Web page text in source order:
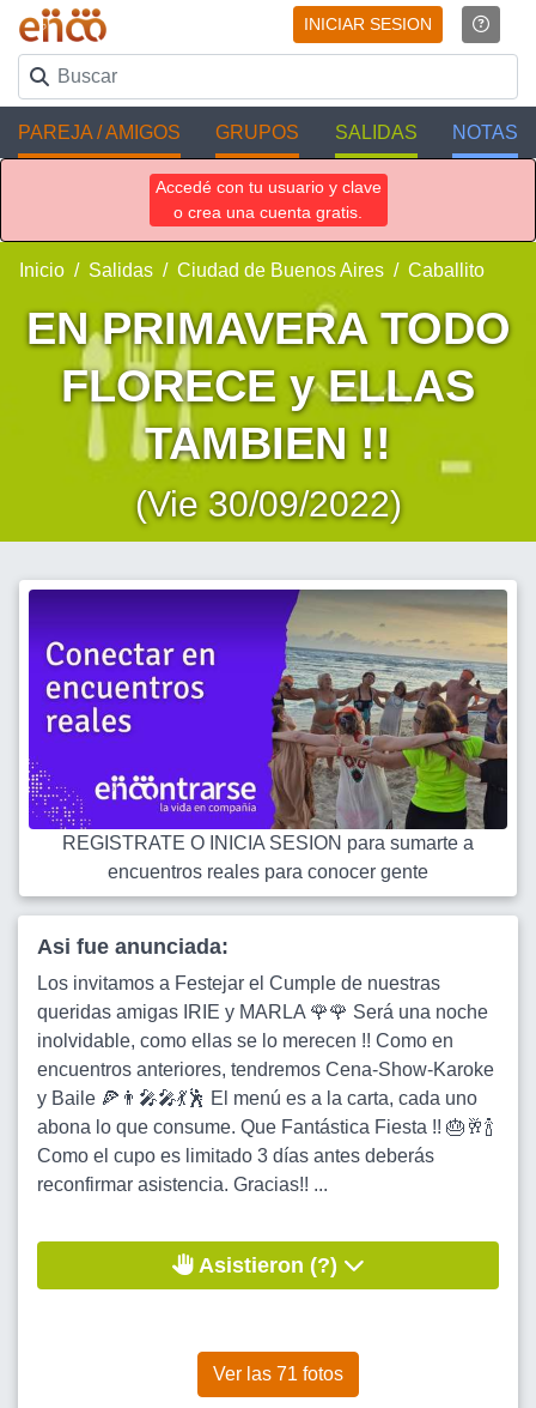
INICIAR SESION
PAREJA / AMIGOS GRUPOS SALIDAS NOTAS
Accedé con tu usuario y clave
o crea una cuenta gratis.
Inicio Salidas Ciudad de Buenos Aires Caballito
EN PRIMAVERA TODO
FLORECE y ELLAS
TAMBIEN !!
(Vie 30/09/2022)
REGISTRATE O INICIA SESION para sumarte a
encuentros reales para conocer gente
Asi fue anunciada:
Los invitamos a Festejar el Cumple de nuestras
queridas amigas IRIE y MARLA 🌹🌹 Será una noche
inolvidable, como ellas se lo merecen !! Como en
encuentros anteriores, tendremos Cena-Show-Karoke
y Baile 🍕👨‍🎤🎤💃🕺 El menú es a la carta, cada uno
abona lo que consume. Que Fantástica Fiesta !! 🎂🥂🍾
Como el cupo es limitado 3 días antes deberás
reconfirmar asistencia. Gracias!! ...
Asistieron (?)
Ver las 71 fotos